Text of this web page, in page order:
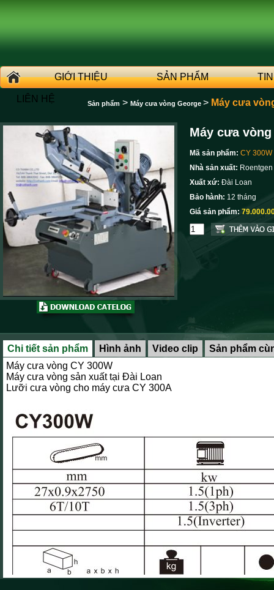
GIỚI THIỆU SẢN PHẨM
LIÊN HỆ Sản phẩm > Máy cưa vòng George > Máy cưa
Máy cưa vòng
Mã sản phẩm: CY 300W
Nhà sản xuất: Roentgen
Xuất xứ: Đài Loan
Bảo hành: 12 tháng
Giá sản phẩm:
Chi tiết sản phẩm Hình ảnh Video clip
Sản phẩm
Máy cưa vòng CY 300W
Máy cưa vòng sản xuất tại Đài Loan
Lưỡi cưa vòng cho máy cưa CY 300A